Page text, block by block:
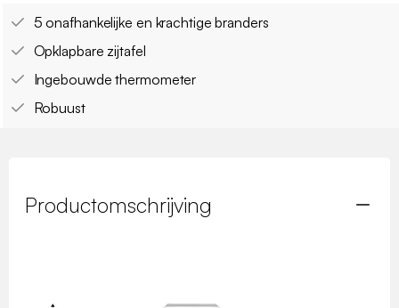
5 onafhankelijke en krachtige branders
Opklapbare zijtafel
Ingebouwde thermometer
Robuust
Productomschrijving